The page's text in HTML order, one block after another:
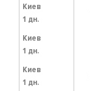
Киев
1 дн.
Киев
1 дн.
Киев
1 дн.